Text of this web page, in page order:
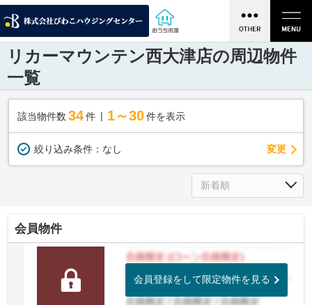
リカーマウンテン西大津店の周辺物件
一覧
該当物件数 34件 1～30 件を表示
絞り込み条件： なし 変更
会員物件
会員登録をして限定物件を見る